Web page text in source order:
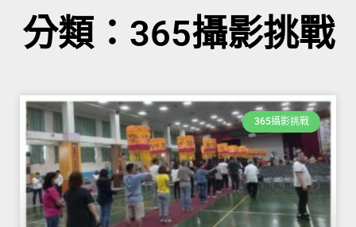
分類：365攝影挑戰
365攝影挑戰